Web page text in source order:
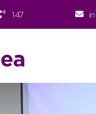
147